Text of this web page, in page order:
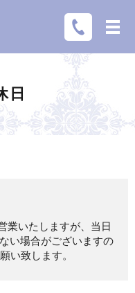
日
業いたしますが、当日
い場合がございますの
い致します。